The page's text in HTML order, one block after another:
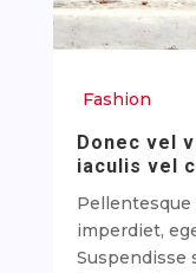
Fashion
Donec vel
iaculis vel
Pellentesque
imperdiet,
Suspendisse